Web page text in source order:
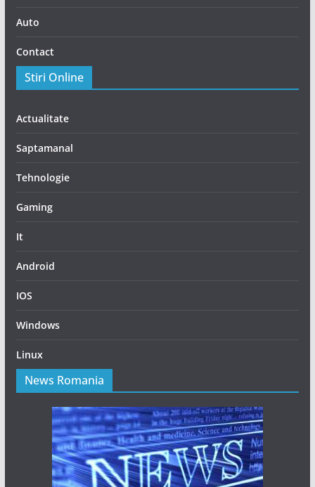
Auto
Contact
Stiri Online
Actualitate
Saptamanal
Tehnologie
Gaming
It
Android
IOS
Windows
Linux
News Romania